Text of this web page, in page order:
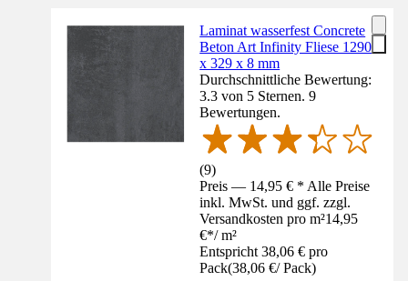
Laminat wasserfest Concrete
Beton Art Infinity Fliese 1290
x 329 x 8 mm
Durchschnittliche Bewertung:
3.3 von 5 Sternen. 9
Bewertungen.
(9)
Preis — 14,95 € * Alle Preise
inkl. MwSt. und ggf. zzgl.
Versandkosten pro m²14,95
€*/ m²
Entspricht 38,06 € pro
Pack(38,06 €/ Pack)